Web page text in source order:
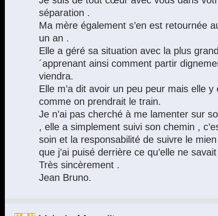
séparation .
Ma mère également s’en est retournée
un an .
Elle a géré sa situation avec la plus
´apprenant ainsi comment partir
viendra.
Elle m’a dit avoir un peu peur mais elle
comme on prendrait le train.
Je n’ai pas cherché à me lamenter sur
, elle a simplement suivi son chemin ,
soin et la responsabilité de suivre le mien
que j’ai puisé derrière ce qu’elle ne
Très sincèrement .
Jean Bruno.